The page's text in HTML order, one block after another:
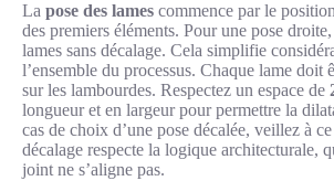
La pose des lames commence par le
des premiers éléments. Pour une pose
lames sans décalage. Cela simplifie
l’ensemble du processus. Chaque lame doit
sur les lambourdes. Respectez un espace de
longueur et en largeur pour permettre la
cas de choix d’une pose décalée, veillez à
décalage respecte la logique architecturale,
joint ne s’aligne pas.